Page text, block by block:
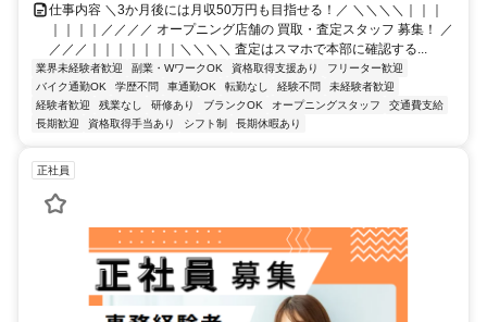
仕事内容 ＼3か月後には月収50万円も目指せる！／ ＼＼＼＼｜｜｜
｜｜｜｜／／／／ オープニング店舗の 買取・査定スタッフ 募集！ ／
／／／｜｜｜｜｜｜｜＼＼＼＼ 査定はスマホで本部に確認する...
業界未経験者歓迎 副業・WワークOK 資格取得支援あり
フリーター歓迎
バイク通勤OK
学歴不問 車通勤OK 転勤なし 経験不問
未経験者歓迎
経験者歓迎
残業なし 研修あり ブランクOK オープニングスタッフ
交通費支給
長期歓迎
資格取得手当あり シフト制 長期休暇あり
正社員